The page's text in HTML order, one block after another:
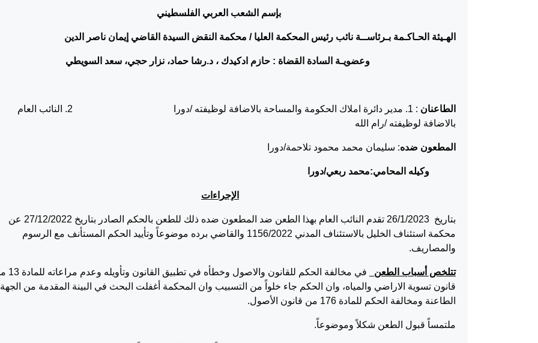
بإسم الشعب العربي الفلسطيني
الهـيئة الحـاكـمة بـرئاســة نائب رئيس المحكمة العليا / محكمة النقض السيدة القاضي إيمان ناصر الدين
وعضويـة السادة القضاة : حازم ادكيدك ، د.رشا حماد، نزار حجي، سعد السويطي
الطاعنان
: 1. مدير دائرة املاك الحكومة والمساحة بالاضافة لوظيفته /دورا 2. النائب العام
بالاضافة لوظيفته /رام الله
المطعون ضده: سليمان محمد محمود تلاحمة/دورا
وكيله المحامي:محمد ربعي/دورا
الإجراءات
بتاريخ 26/1/2023 تقدم النائب العام بهذا الطعن ضد المطعون ضده ذلك للطعن بالحكم الصادر بتاريخ 27/12/2022 عن
محكمة استئناف الخليل بالاستئناف المدني 1156/2022 والقاضي برده موضوعاً وتأييد الحكم المستأنف مع الرسوم
والمصاريف.
تتلخص أسباب الطعن
في مخالفة الحكم للقانون
قانون تسوية الاراضي والمياه، وان الحكم جاء خلواً من التسبيب وان المحكمة أغفلت البحث في البينة المقدمة من الجهة
الطاعنة ومخالفة الحكم للمادة 176 من قانون الأصول.
ملتمساً قبول الطعن شكلاً وموضوعاً.